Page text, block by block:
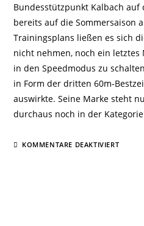
Bundesstützpunkt Kalbach auf
bereits auf die Sommersaison
Trainingsplans ließen es sich
nicht nehmen, noch ein
in den Speedmodus zu
in Form der dritten 60m-
auswirkte. Seine Marke steht
durchaus noch in der
KOMMENTARE DEAKTIVIERTFÜR